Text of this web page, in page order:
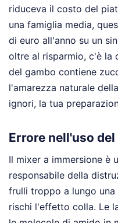
riduceva il costo del
una famiglia media,
di euro all'anno su un
oltre al risparmio, c'è la
del gambo contiene
l'amarezza naturale
ignori, la tua
Errore nell'uso
Il mixer a immersione è
responsabile della
frulli troppo a lungo
rischi l'effetto colla. Le